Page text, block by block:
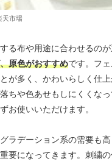
天市場
る布や用途に合わせるのが
原色がおすすめです。フ
が多く、かわいらしく仕
ちや色あせもしにくくなっ
お使いいただけます。
ラデーション系の需要も
要になってきます。刺繍